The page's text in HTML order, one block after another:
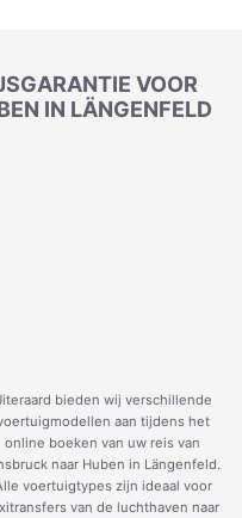
VOOR
IN LÄNGENFELD
bieden wij verschillende
aan tijdens het
online boeken van uw reis van
naar Huben in Längenfeld.
voertuigtypes zijn ideaal voor
van de luchthaven naar